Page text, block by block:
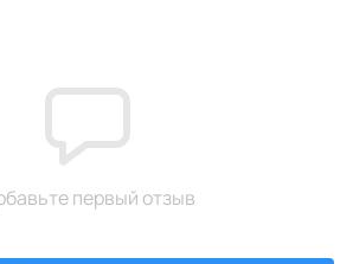
первый отзыв